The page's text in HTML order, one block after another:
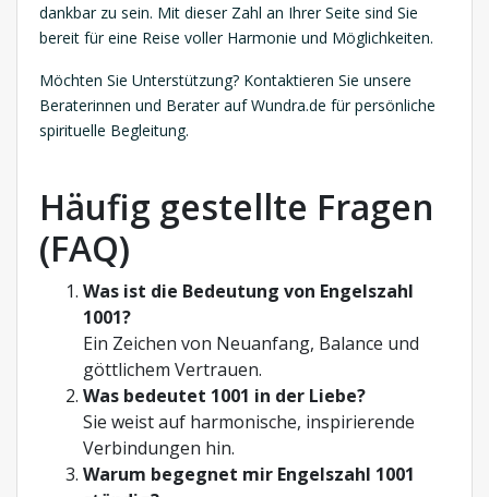
dankbar zu sein. Mit dieser Zahl an Ihrer Seite sind Sie
bereit für eine Reise voller Harmonie und Möglichkeiten.
Möchten Sie Unterstützung? Kontaktieren Sie unsere
Beraterinnen und Berater auf Wundra.de für persönliche
spirituelle Begleitung.
Häufig gestellte Fragen
(FAQ)
Was ist die Bedeutung von Engelszahl
1001?
Ein Zeichen von Neuanfang, Balance und
göttlichem Vertrauen.
Was bedeutet 1001 in der Liebe?
Sie weist auf harmonische, inspirierende
Verbindungen hin.
Warum begegnet mir Engelszahl 1001